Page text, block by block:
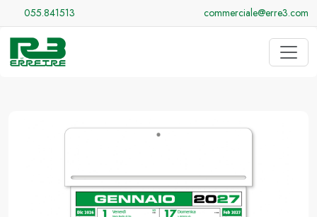
055.841513 commerciale@erre3.com